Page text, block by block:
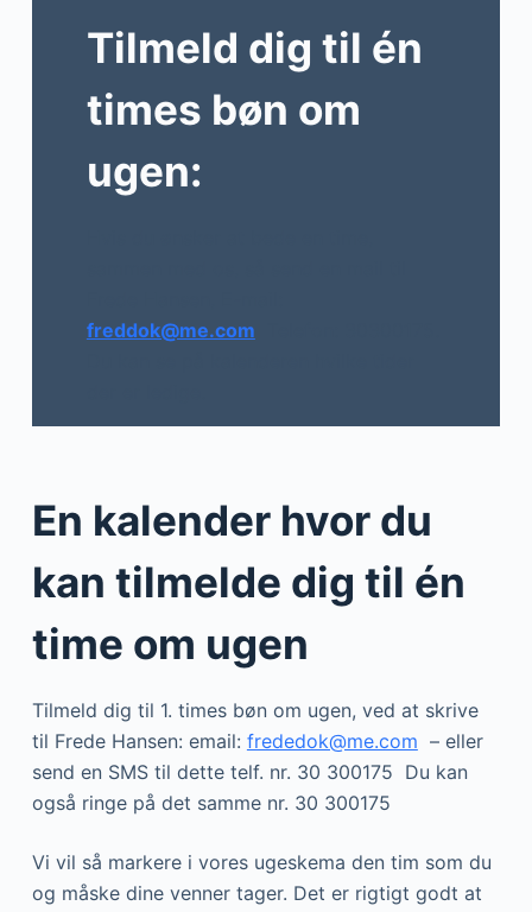
Tilmeld dig til én
times bøn om
ugen:
freddok@me.com
En kalender hvor du
kan tilmelde dig til én
time om ugen
Tilmeld dig til 1. times bøn om ugen, ved at skrive
til Frede Hansen: email: frededok@me.com – eller
send en SMS til dette telf. nr. 30 300175 Du kan
også ringe på det samme nr. 30 300175
Vi vil så markere i vores ugeskema den tim som du
og måske dine venner tager. Det er rigtigt godt at